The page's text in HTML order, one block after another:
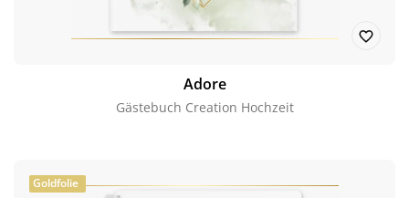
Adore
Gästebuch Creation Hochzeit
Goldfolie